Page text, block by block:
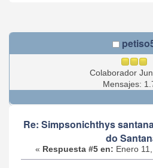
Colaborador
Mensajes:
Re: Simpsonichthys
do
« Respuesta #5 en: Enero